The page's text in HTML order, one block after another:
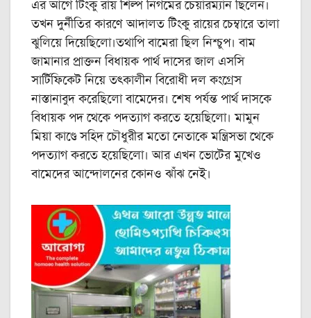
এর আগে টিংকু রায় শিল্প নিগমের চেয়ারম্যান ছিলেন।
তখন দুর্নীতির কারণে আদালত টিংকু রায়ের চেম্বারে তালা
ঝুলিয়ে দিয়েছিলো।তথাপি বামেরা ছিল নিশ্চুপ। বাম
জামানার প্রাক্তন বিধায়ক পার্থ দাসের জাল এসসি
সার্টিফিকেট নিয়ে তৎকালীন বিরোধী দল কংগ্রেস
নাস্তানাবুদ করেছিলো বামেদের। শেষ পর্যন্ত পার্থ দাসকে
বিধায়ক পদ থেকে পদত্যাগ করতে হয়েছিলো। মামুন
মিয়া কাণ্ডে সহিদ চৌধুরীর মতো নেতাকে মন্ত্রিসভা থেকে
পদত্যাগ করতে হয়েছিলো। আর এখন ভোটের মুখেও
বামেদের আন্দোলনের কোনও ঝাঁঝ নেই।